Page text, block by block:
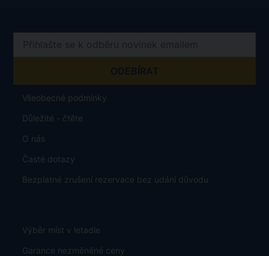
Všeobecné podmínky
Důležité - čtěte
O nás
Časté dotazy
Bezplatné zrušení rezervace bez udání důvodu
Výběr míst v letadle
Garance nezměněné ceny